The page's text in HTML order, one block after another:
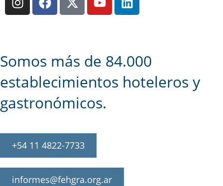
Somos más de 84.000
establecimientos hoteleros y
gastronómicos.
+54 11 4822-7733
informes@fehgra.org.ar